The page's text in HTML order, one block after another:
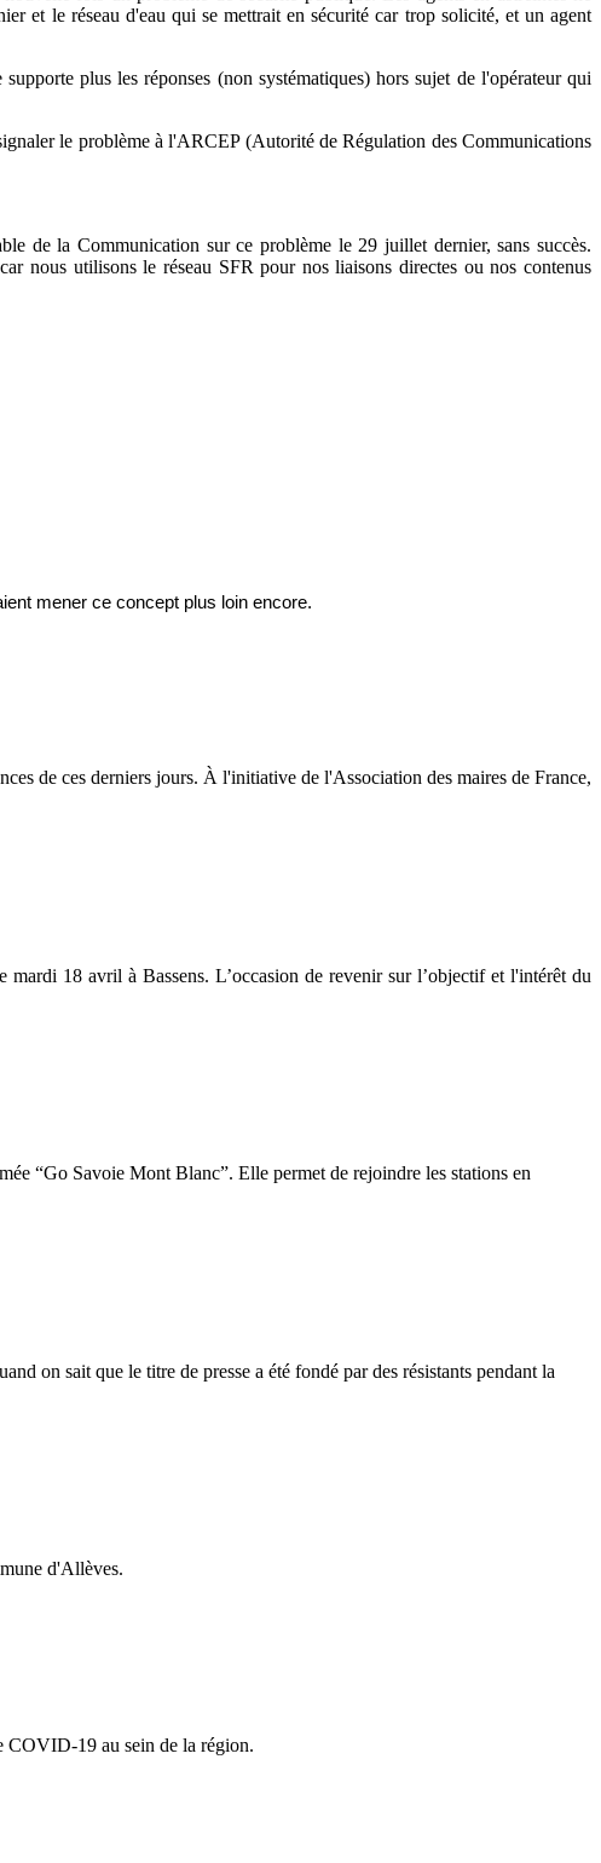
et le réseau d'eau qui se mettrait en sécurité car trop solicité, et un agent
plus les réponses (non systématiques) hors sujet de l'opérateur qui
le problème à l'ARCEP (Autorité de Régulation des Communications
de la Communication sur ce problème le 29 juillet dernier, sans succès.
nous utilisons le réseau SFR pour nos liaisons directes ou nos contenus
mener ce concept plus loin encore.
de ces derniers jours. À l'initiative de l'Association des maires de France,
mardi 18 avril à Bassens. L’occasion de revenir sur l’objectif et l'intérêt du
“Go Savoie Mont Blanc”. Elle permet de rejoindre les stations en
on sait que le titre de presse a été fondé par des résistants pendant la
d'Allèves.
COVID-19 au sein de la région.